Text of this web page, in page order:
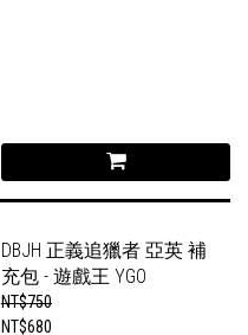
DBJH 正義追獵者 亞英 補
充包 - 遊戲王 YGO
NT$750
NT$680